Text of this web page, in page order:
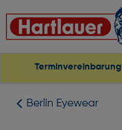
Terminvereinbarung
Berlin Eyewear